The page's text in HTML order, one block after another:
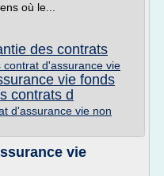
où le...
des contrats
contrat d'assurance vie
vie fonds
contrats d
d'assurance vie non
vie